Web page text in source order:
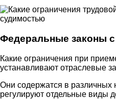
Федеральные законы
Какие ограничения при
устанавливают отраслевые
Они содержатся в различных
регулируют отдельные виды